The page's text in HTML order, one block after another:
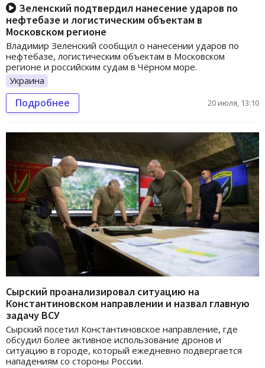
Зеленский подтвердил нанесение ударов по
нефтебазе и логистическим объектам в
Московском регионе
Владимир Зеленский сообщил о нанесении ударов по
нефтебазе, логистическим объектам в Московском
регионе и российским судам в Чёрном море.
Украина
Подробнее 20 июля, 13:10
Сырский проанализировал ситуацию на
Константиновском направлении и назвал главную
задачу ВСУ
Сырский посетил Константиновское направление, где
обсудил более активное использование дронов и
ситуацию в городе, который ежедневно подвергается
нападениям со стороны России.